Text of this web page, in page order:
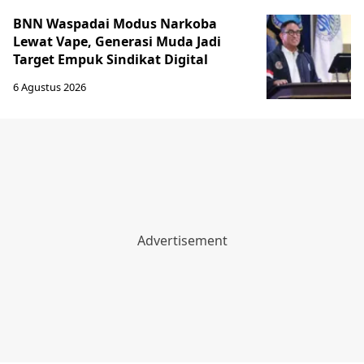
BNN Waspadai Modus Narkoba
Lewat Vape, Generasi Muda Jadi
Target Empuk Sindikat Digital
6 Agustus 2026